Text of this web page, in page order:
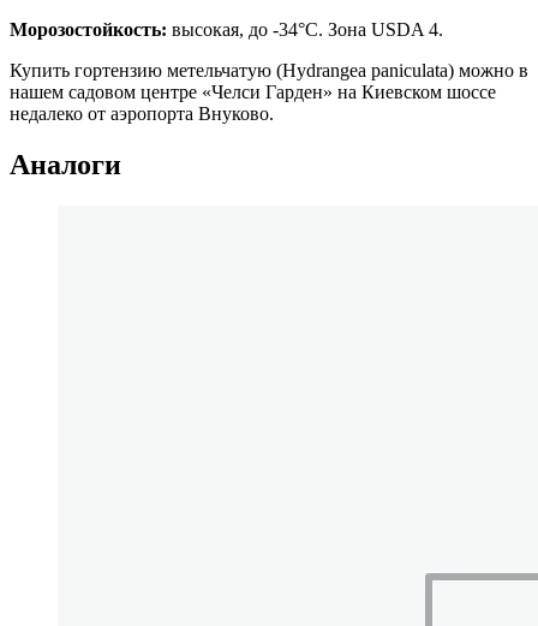
Морозостойкость: высокая, до -34°C. Зона USDA 4.
Купить гортензию метельчатую (Hydrangea paniculata) можно в
нашем садовом центре «Челси Гарден» на Киевском шоссе
недалеко от аэропорта Внуково.
Аналоги